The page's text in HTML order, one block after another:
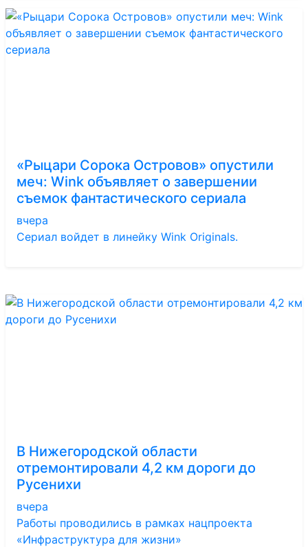
«Рыцари Сорока Островов» опустили
меч: Wink объявляет о завершении
съемок фантастического сериала
вчера
Сериал войдет в линейку Wink Originals.
В Нижегородской области
отремонтировали 4,2 км дороги до
Русенихи
вчера
Работы проводились в рамках нацпроекта
«Инфраструктура для жизни»